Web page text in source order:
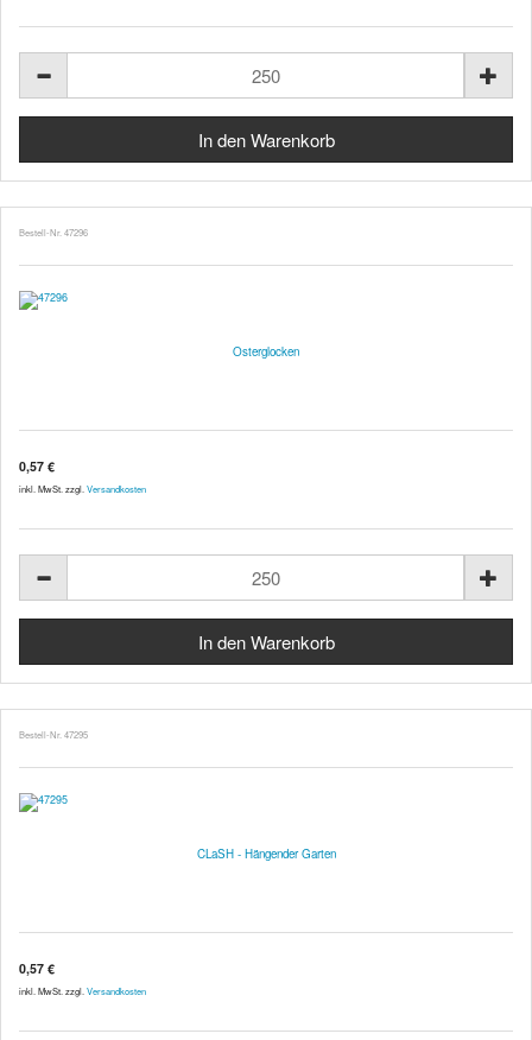
Bestell-Nr. 47296
Osterglocken
0,57 €
inkl. MwSt. zzgl. Versandkosten
Bestell-Nr. 47295
CLaSH - Hängender Garten
0,57 €
inkl. MwSt. zzgl. Versandkosten